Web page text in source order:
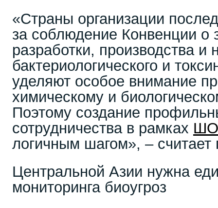
«Страны организации
за соблюдение Конвенции о
разработки, производства и
бактериологического и
уделяют особое внимание
химическому и
Поэтому создание
сотрудничества в рамках
логичным шагом», – считает
Центральной Азии нужна
мониторинга биоугроз